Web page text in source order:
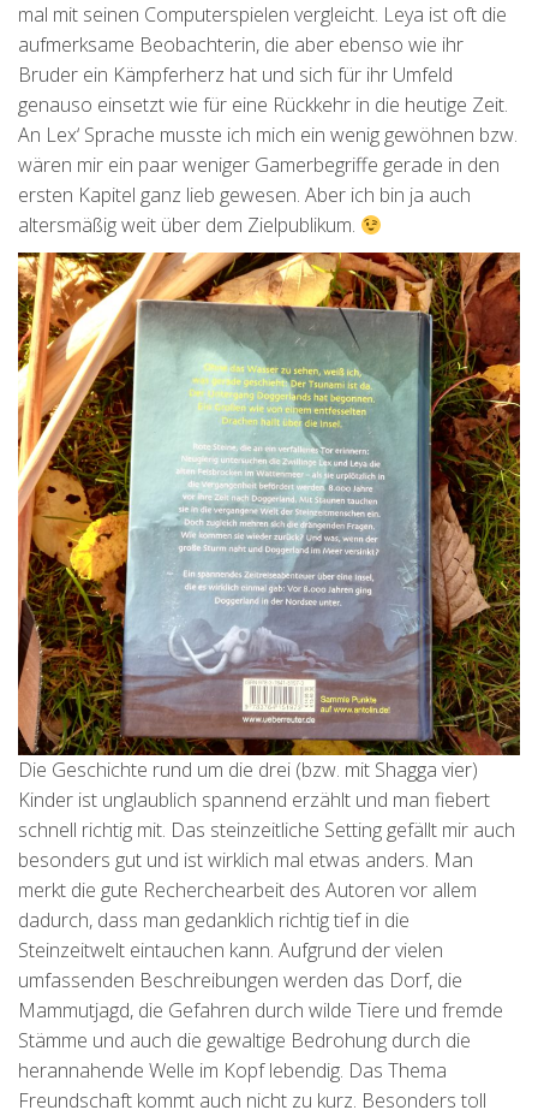
mal mit seinen Computerspielen vergleicht. Leya ist oft die
aufmerksame Beobachterin, die aber ebenso wie ihr
Bruder ein Kämpferherz hat und sich für ihr Umfeld
genauso einsetzt wie für eine Rückkehr in die heutige Zeit.
An Lex‘ Sprache musste ich mich ein wenig gewöhnen bzw.
wären mir ein paar weniger Gamerbegriffe gerade in den
ersten Kapitel ganz lieb gewesen. Aber ich bin ja auch
altersmäßig weit über dem Zielpublikum.
Die Geschichte rund um die drei (bzw. mit Shagga vier)
Kinder ist unglaublich spannend erzählt und man fiebert
schnell richtig mit. Das steinzeitliche Setting gefällt mir auch
besonders gut und ist wirklich mal etwas anders. Man
merkt die gute Recherchearbeit des Autoren vor allem
dadurch, dass man gedanklich richtig tief in die
Steinzeitwelt eintauchen kann. Aufgrund der vielen
umfassenden Beschreibungen werden das Dorf, die
Mammutjagd, die Gefahren durch wilde Tiere und fremde
Stämme und auch die gewaltige Bedrohung durch die
herannahende Welle im Kopf lebendig. Das Thema
Freundschaft kommt auch nicht zu kurz. Besonders toll